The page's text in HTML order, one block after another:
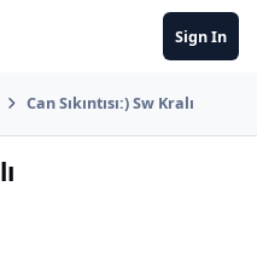
Sign In
Can Sıkıntısı:) Sw Kralı